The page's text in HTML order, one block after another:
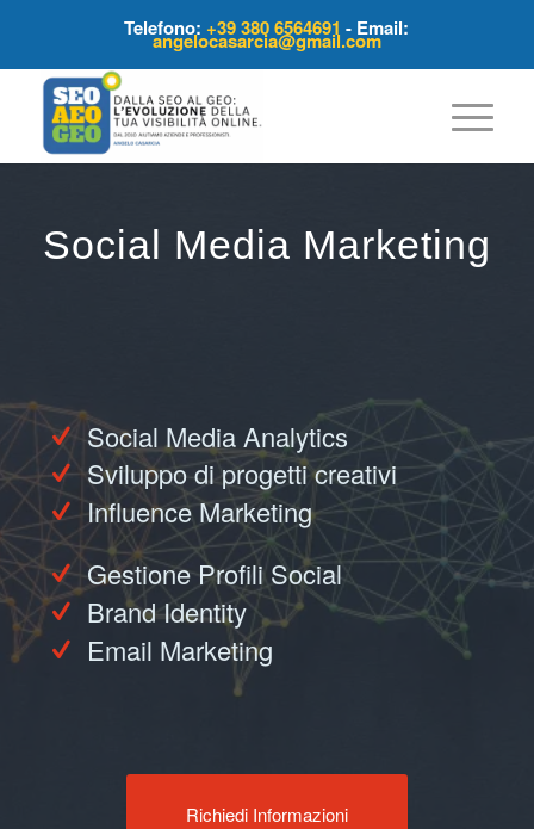
Telefono:+39 380 6564691 - Email:
angelocasarcia@gmail.com
Social Media Marketing
Social Media Analytics
Sviluppo di progetti creativi
Influence Marketing
Gestione Profili Social
Brand Identity
Email Marketing
Richiedi Informazioni